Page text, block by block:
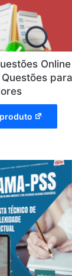
Questões para